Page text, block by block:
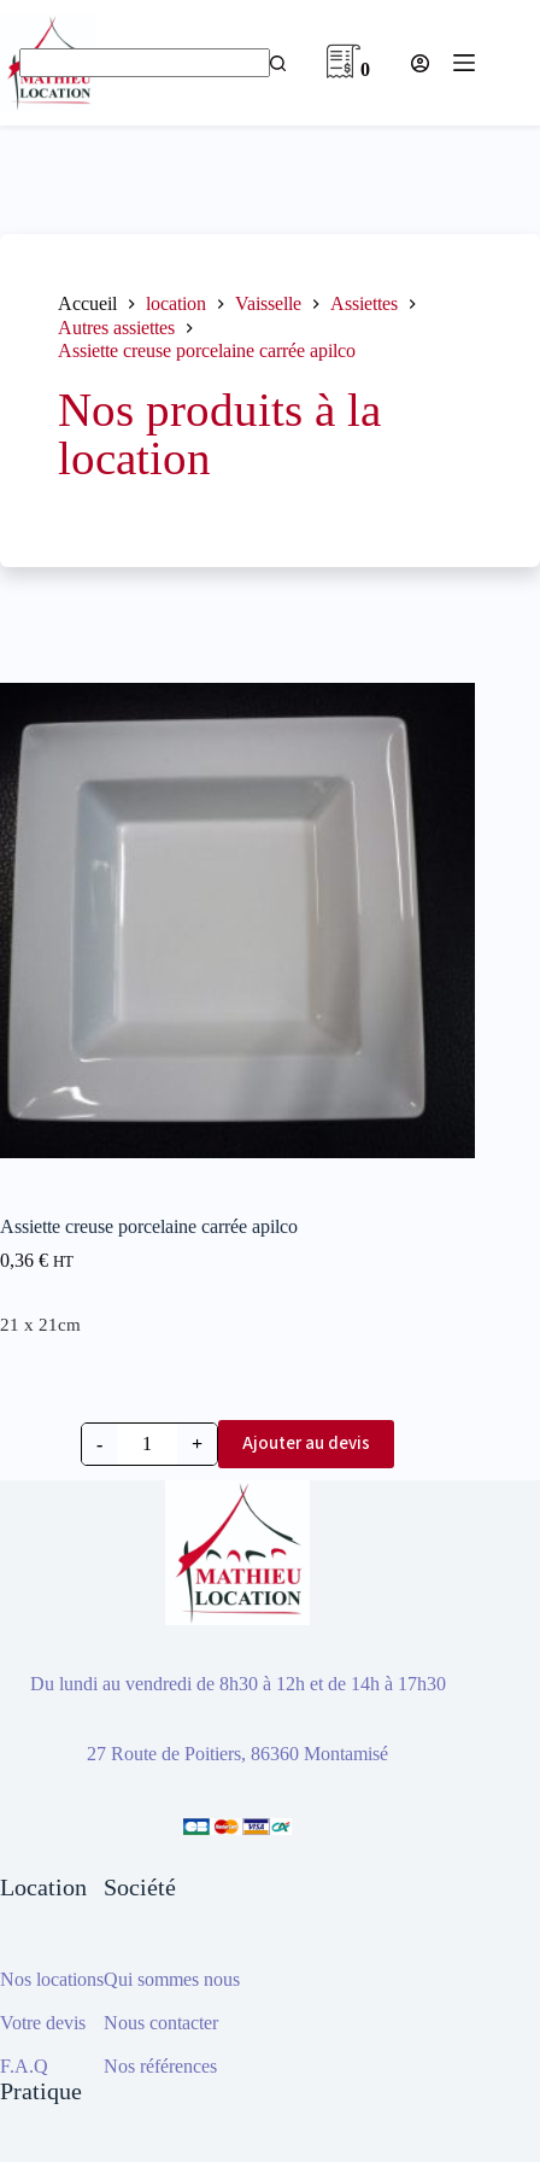
contenu
Aucun
résultat
0
Accueil location Vaisselle
Assiettes
Autres assiettes
Assiette creuse porcelaine carrée apilco
Nos produits à la
location
Assiette creuse porcelaine carrée apilco
0,36 € HT
21 x 21cm
- + Ajouter au devis
Du lundi au vendredi de 8h30 à 12h et de 14h à 17h30
27 Route de Poitiers, 86360 Montamisé
Location
Nos locations
Votre devis
F.A.Q
Société
Qui sommes nous
Nous contacter
Nos références
Pratique